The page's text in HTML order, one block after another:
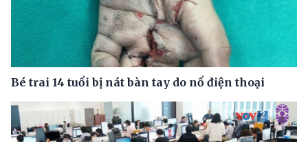
Bé trai 14 tuổi bị nát bàn tay do nổ điện thoại